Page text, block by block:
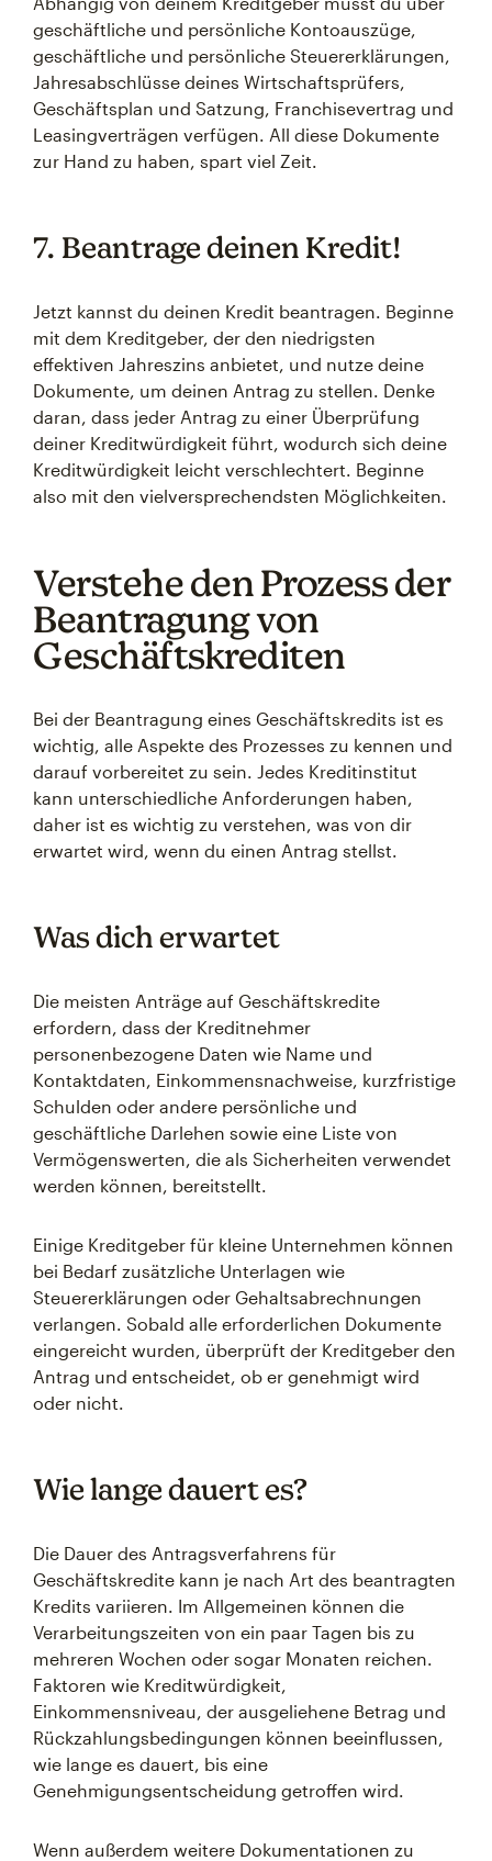
geschäftliche und persönliche Kontoauszüge,
geschäftliche und persönliche Steuererklärungen,
Jahresabschlüsse deines Wirtschaftsprüfers,
Geschäftsplan und Satzung, Franchisevertrag und
Leasingverträgen verfügen. All diese Dokumente
zur Hand zu haben, spart viel Zeit.
7. Beantrage deinen Kredit!
Jetzt kannst du deinen Kredit beantragen. Beginne
mit dem Kreditgeber, der den niedrigsten
effektiven Jahreszins anbietet, und nutze deine
Dokumente, um deinen Antrag zu stellen. Denke
daran, dass jeder Antrag zu einer Überprüfung
deiner Kreditwürdigkeit führt, wodurch sich deine
Kreditwürdigkeit leicht verschlechtert. Beginne
also mit den vielversprechendsten Möglichkeiten.
Verstehe den Prozess der
Beantragung von
Geschäftskrediten
Bei der Beantragung eines Geschäftskredits ist es
wichtig, alle Aspekte des Prozesses zu kennen und
darauf vorbereitet zu sein. Jedes Kreditinstitut
kann unterschiedliche Anforderungen haben,
daher ist es wichtig zu verstehen, was von dir
erwartet wird, wenn du einen Antrag stellst.
Was dich erwartet
Die meisten Anträge auf Geschäftskredite
erfordern, dass der Kreditnehmer
personenbezogene Daten wie Name und
Kontaktdaten, Einkommensnachweise, kurzfristige
Schulden oder andere persönliche und
geschäftliche Darlehen sowie eine Liste von
Vermögenswerten, die als Sicherheiten verwendet
werden können, bereitstellt.
Einige Kreditgeber für kleine Unternehmen können
bei Bedarf zusätzliche Unterlagen wie
Steuererklärungen oder Gehaltsabrechnungen
verlangen. Sobald alle erforderlichen Dokumente
eingereicht wurden, überprüft der Kreditgeber den
Antrag und entscheidet, ob er genehmigt wird
oder nicht.
Wie lange dauert es?
Die Dauer des Antragsverfahrens für
Geschäftskredite kann je nach Art des beantragten
Kredits variieren. Im Allgemeinen können die
Verarbeitungszeiten von ein paar Tagen bis zu
mehreren Wochen oder sogar Monaten reichen.
Faktoren wie Kreditwürdigkeit,
Einkommensniveau, der ausgeliehene Betrag und
Rückzahlungsbedingungen können beeinflussen,
wie lange es dauert, bis eine
Genehmigungsentscheidung getroffen wird.
Wenn außerdem weitere Dokumentationen zu